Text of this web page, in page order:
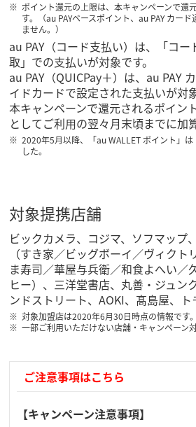
ポイント還元の上限は、本キャンペーンで還
す。（au PAYベースポイント、au PAY カー
ません。）
au PAY（コード支払い）は、「コ
取」での支払いが対象です。
au PAY（QUICPay＋）は、au PAY
イドカードで設定された支払いが対象
本キャンペーンで還元されるポイン
としてご利用の翌々月末頃までに加
2020年5月以降、「au WALLET ポイント」
した。
対象提携店舗
ビックカメラ、コジマ、ソフマップ
（すき家／ビッグボーイ／ヴィク
ま寿司／華屋与兵衛／和食よへい／
ヒー）、三洋堂書店、丸善・ジュン
ンドストリート、AOKI、髙島屋、ト
対象加盟店は2020年6月30日時点の情報です。
一部ご利用いただけない店舗・キャンペーン
ご注意事項はこちら
【キャンペーン注意事項】